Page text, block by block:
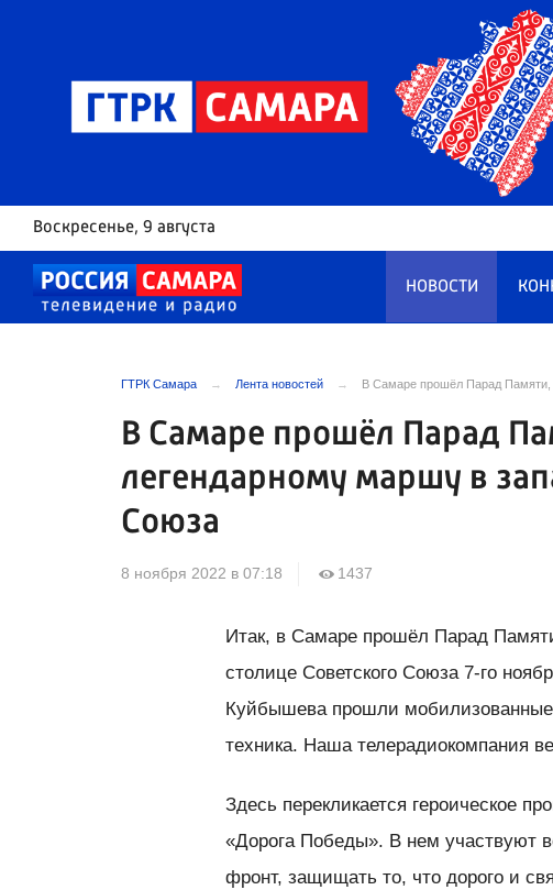
Воскресенье, 9 августа
НОВОСТИ
ГТРК Самара Лента новостей В Самаре прошёл Парад Памяти,
В Самаре прошёл Парад
легендарному маршу в
Союза
8 ноября 2022 в 07:18 1437
Итак, в Самаре прошёл Парад
столице Советского Союза 7-го
Куйбышева прошли мобилизованные
техника. Наша телерадиокомпания
Здесь перекликается героическое
«Дорога Победы». В нем участвуют
фронт, защищать то, что дорого и